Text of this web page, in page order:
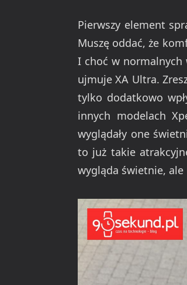
Pierwszy element
Muszę oddać, że
I choć w normalnych
ujmuje XA Ultra.
tylko dodatkowo
innych modelach
wyglądały one
to już takie
wygląda świetnie, ale